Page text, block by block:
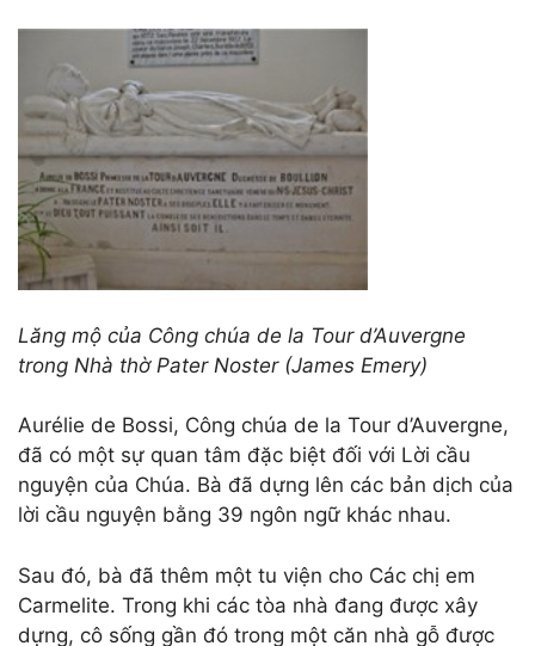
Lăng mộ của Công chúa de la Tour d’Auvergne
trong Nhà thờ Pater Noster (James Emery)
Aurélie de Bossi, Công chúa de la Tour d’Auvergne,
đã có một sự quan tâm đặc biệt đối với Lời cầu
nguyện của Chúa. Bà đã dựng lên các bản dịch của
lời cầu nguyện bằng 39 ngôn ngữ khác nhau.
Sau đó, bà đã thêm một tu viện cho Các chị em
Carmelite. Trong khi các tòa nhà đang được xây
dựng, cô sống gần đó trong một căn nhà gỗ được